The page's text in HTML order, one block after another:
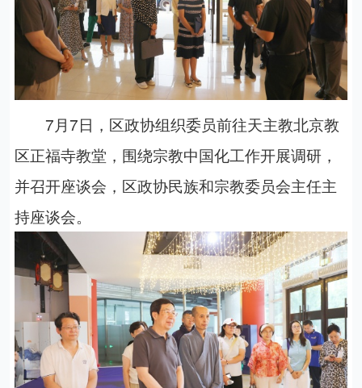
7月7日，区政协组织委员前往天主教北京教
区正福寺教堂，围绕宗教中国化工作开展调研，
并召开座谈会，区政协民族和宗教委员会主任主
持座谈会。